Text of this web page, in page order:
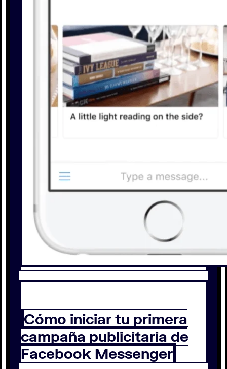
Cómo iniciar tu primera
campaña publicitaria de
Facebook Messenger